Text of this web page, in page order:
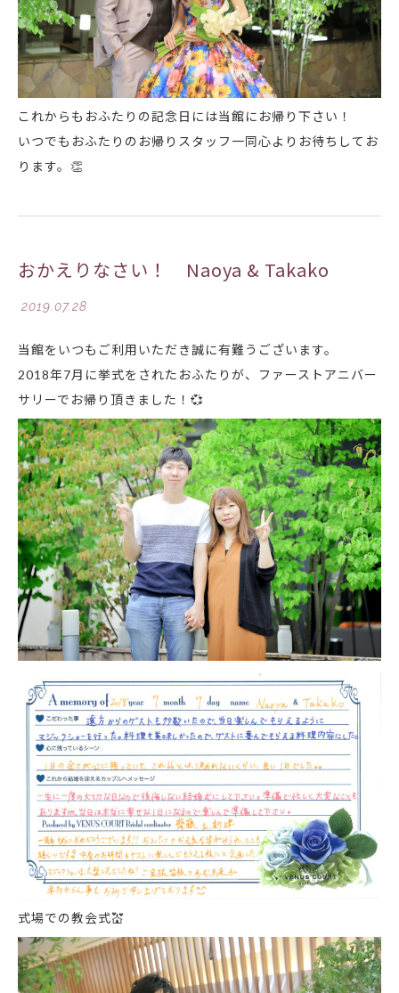
これからもおふたりの記念日には当館にお帰り下さい！
いつでもおふたりのお帰りスタッフ一同心よりお待ちしてお
ります。 👏
おかえりなさい！ Naoya & Takako
2019.07.28
当館をいつもご利用いただき誠に有難うございます。
2018年7月に挙式をされたおふたりが、ファーストアニバー
サリーでお帰り頂きました！ 💞
式場での教会式💒